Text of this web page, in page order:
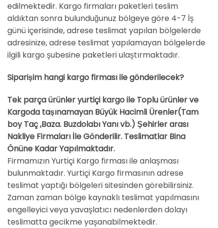
edilmektedir. Kargo firmaları paketleri teslim
aldıktan sonra bulunduğunuz bölgeye göre 4-7 İş
günü içerisinde, adrese teslimat yapılan bölgelerde
adresinize, adrese teslimat yapılamayan bölgelerde
ilgili kargo şubesine paketleri ulaştırmaktadır.
Siparişim hangi kargo firması ile gönderilecek?
Tek parça ürünler yurtiçi kargo ile Toplu ürünler ve
Kargoda taşınamayan Büyük Hacimli Ürenler(Tam
boy Taç ,Baza. Buzdolabı Yanı vb.) Şehirler arası
Nakliye Firmaları İle Gönderilir. Teslimatlar Bina
Önüne Kadar Yapılmaktadır.
Firmamızın Yurtiçi Kargo firması ile anlaşması
bulunmaktadır. Yurtiçi Kargo firmasının adrese
teslimat yaptığı bölgeleri sitesinden görebilirsiniz.
Zaman zaman bölge kaynaklı teslimat yapılmasını
engelleyici veya yavaşlatıcı nedenlerden dolayı
teslimatta gecikme yaşanabilmektedir.